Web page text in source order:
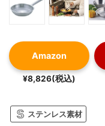
Amazon
¥8,826(税込)
ステンレス素材